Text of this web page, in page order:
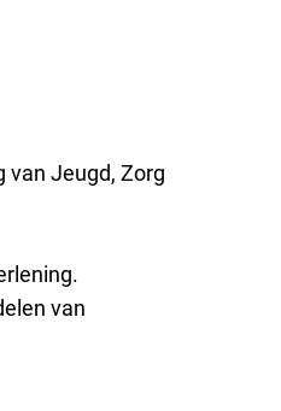
van Jeugd, Zorg
van